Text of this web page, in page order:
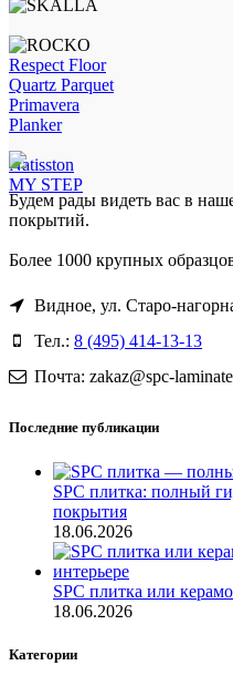
Respect Floor
Quartz Parquet
Primavera
Planker
Natisston
MY STEP
Будем рады видеть вас в
покрытий.
Более 1000 крупных
Видное, ул. Старо-
Тел.: 8 (495) 414-13-13
Почта: zakaz@spc-
Последние публикации
SPC плитка: полный
покрытия
18.06.2026
SPC плитка или
18.06.2026
Категории